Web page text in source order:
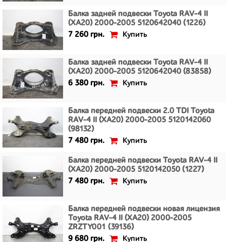
Балка задней подвески Toyota RAV-4 II
(XA20) 2000-2005 5120642040 (1226)
7 260 грн.
Купить
Балка задней подвески Toyota RAV-4 II
(XA20) 2000-2005 5120642040 (83858)
6 380 грн.
Купить
Балка передней подвески 2.0 TDI Toyota
RAV-4 II (XA20) 2000-2005 5120142060
(98132)
7 480 грн.
Купить
Балка передней подвески Toyota RAV-4 II
(XA20) 2000-2005 5120142050 (1227)
7 480 грн.
Купить
Балка передней подвески новая лицензия
Toyota RAV-4 II (XA20) 2000-2005
ZRZTY001 (39136)
9 680 грн.
Купить